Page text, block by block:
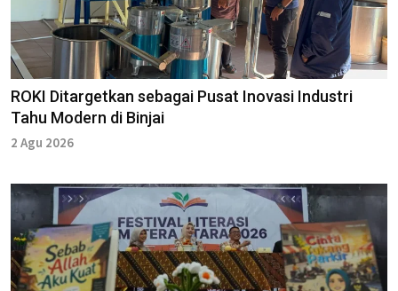
ROKI Ditargetkan sebagai Pusat Inovasi Industri
Tahu Modern di Binjai
2 Agu 2026